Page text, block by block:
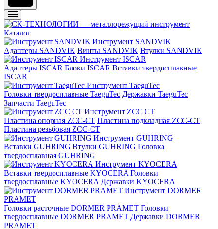
Каталог
Инструмент SANDVIK
Адаптеры SANDVIK Винты SANDVIK Втулки SANDVIK
Инструмент ISCAR
Адаптеры ISCAR Блоки ISCAR Вставки твердосплавные
ISCAR
Инструмент TaeguTec
Головки твердосплавные TaeguTec Державки TaeguTec
Запчасти TaeguTec
Инструмент ZCС CT
Пластина опорная ZCC-CT Пластина подкладная ZCC-CT
Пластина резьбовая ZCC-CT
Инструмент GUHRING
Вставки GUHRING Втулки GUHRING Головка
твердосплавная GUHRING
Инструмент KYOCERA
Вставки твердосплавные KYOCERA Головки
твердосплавные KYOCERA Державки KYOCERA
Инструмент DORMER
PRAMET
Головки расточные DORMER PRAMET Головки
твердосплавные DORMER PRAMET Державки DORMER
PRAMET